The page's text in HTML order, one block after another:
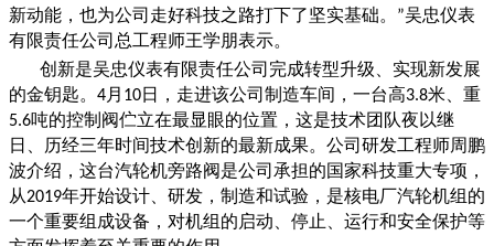
新动能，也为公司走好科技之路打下了坚实基础。 ”吴忠仪表
有限责任公司总工程师王学朋表示。
创新是吴忠仪表有限责任公司完成转型升级、实现新发展
的金钥匙。 4月 10日，走进该公司制造车间，一台高3.8米、重
5.6吨的控制阀伫立在最显眼的位置，这是技术团队夜以继
日、历经三年时间技术创新的最新成果。公司研发工程师周鹏
波介绍，这台汽轮机旁路阀是公司承担的国家科技重大专项，
从2019年开始设计、研发，制造和试验，是核电厂汽轮机组的
一个重要组成设备，对机组的启动、停止、运行和安全保护等